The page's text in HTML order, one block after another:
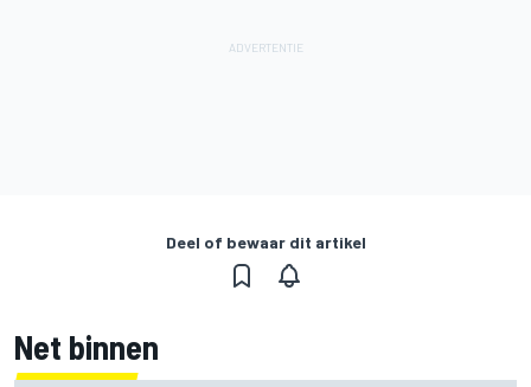
Deel of bewaar dit artikel
Net binnen